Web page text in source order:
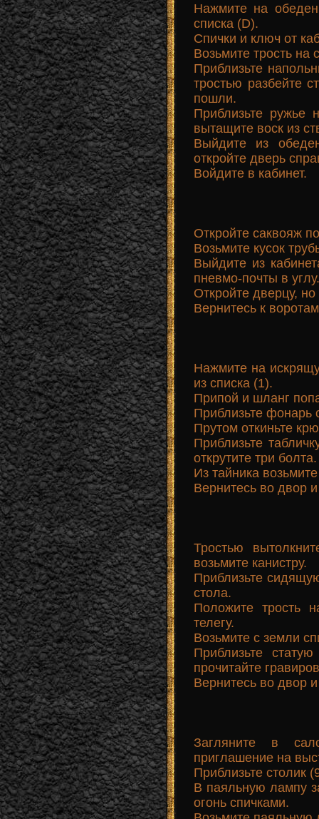
Нажмите на
списка (D).
Спички и ключ от
Возьмите трость на
Приблизьте
тростью разбейте
пошли.
Приблизьте ружье
вытащите воск из
Выйдите из
откройте дверь
Войдите в кабинет.
Откройте саквояж
Возьмите кусок
Выйдите из
пневмо-почты в углу.
Откройте дверцу,
Вернитесь к
Нажмите на
из списка (1).
Припой и шланг
Приблизьте фонарь
Прутом откиньте
Приблизьте
открутите три болта.
Из тайника
Вернитесь во двор
Тростью
возьмите канистру.
Приблизьте
стола.
Положите трость
телегу.
Возьмите с земли
Приблизьте
прочитайте
Вернитесь во двор
Загляните в
приглашение на
Приблизьте столик
В паяльную лампу
огонь спичками.